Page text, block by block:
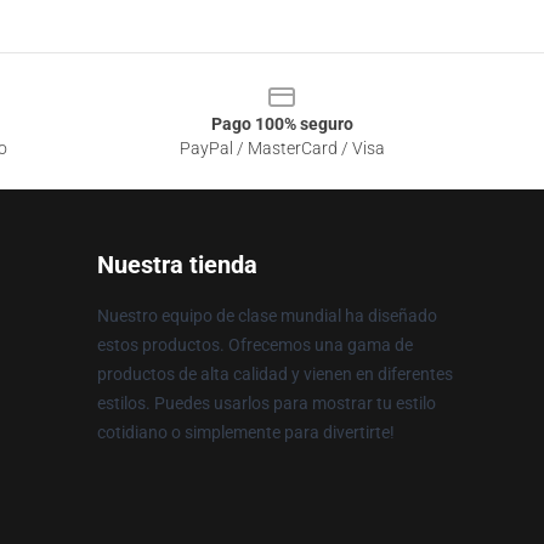
Pago 100% seguro
PayPal / MasterCard / Visa
Nuestra tienda
Nuestro equipo de clase mundial ha diseñado
estos productos. Ofrecemos una gama de
productos de alta calidad y vienen en diferentes
estilos. Puedes usarlos para mostrar tu estilo
cotidiano o simplemente para divertirte!